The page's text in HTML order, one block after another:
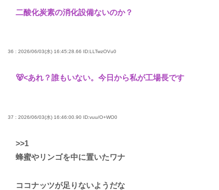
二酸化炭素の消化設備ないのか？
36 : 2026/06/03(水) 16:45:28.66 ID:LLTwzOVu0
🐻<あれ？誰もいない。今日から私が工場長です
37 : 2026/06/03(水) 16:46:00.90 ID:vuu/O+WO0
>>1
蜂蜜やリンゴを中に置いたワナ
ココナッツが足りないようだな